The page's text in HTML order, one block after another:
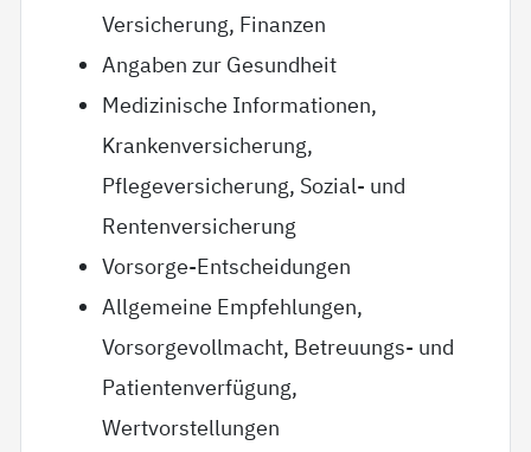
Versicherung, Finanzen
Angaben zur Gesundheit
Medizinische Informationen,
Krankenversicherung,
Pflegeversicherung, Sozial- und
Rentenversicherung
Vorsorge-Entscheidungen
Allgemeine Empfehlungen,
Vorsorgevollmacht, Betreuungs- und
Patientenverfügung,
Wertvorstellungen